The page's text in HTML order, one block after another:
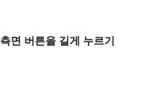
면 버튼을 길게 누르기